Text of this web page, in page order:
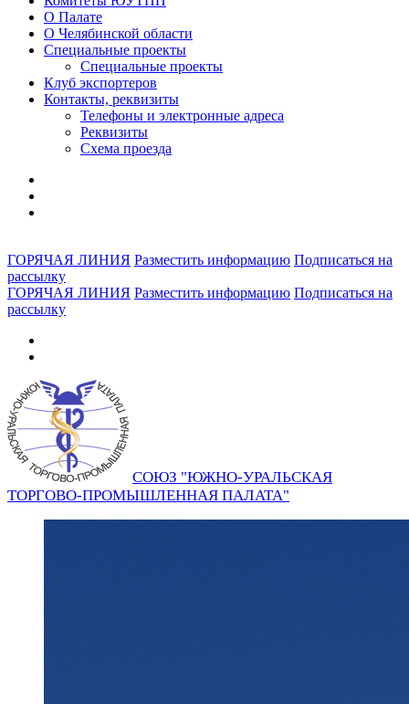
О Палате
О Челябинской области
Специальные проекты
Специальные проекты
Клуб экспортеров
Контакты, реквизиты
Телефоны и электронные адреса
Реквизиты
Схема проезда
ГОРЯЧАЯ ЛИНИЯ Разместить информацию Подписаться на
рассылку
ГОРЯЧАЯ ЛИНИЯ Разместить информацию Подписаться на
рассылку
СОЮЗ "ЮЖНО-УРАЛЬСКАЯ
ТОРГОВО-ПРОМЫШЛЕННАЯ ПАЛАТА"